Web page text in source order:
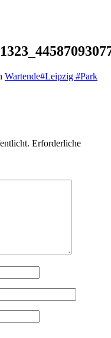
Wartende#Leipzig #Park
Erforderliche